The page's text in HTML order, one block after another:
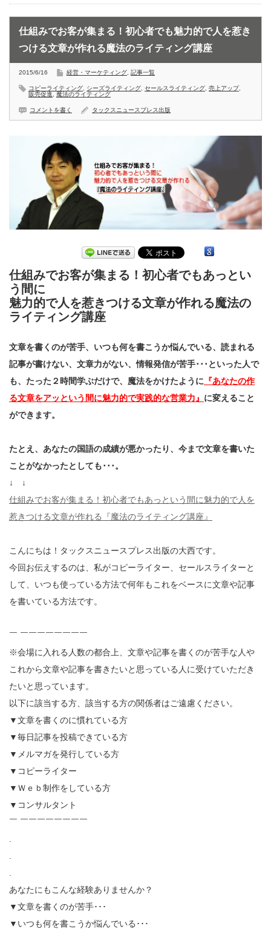
仕組みでお客が集まる！初心者でも魅力的で人を惹き
つける文章が作れる魔法のライティング講座
2015/6/16 経営・マーケティング 記事一覧
コピーライティング シーズライティング セールスライティング 売上アップ,
販売促進
魔法のライティング
コメントを書く タックスニュースプレス出版
仕組みでお客が集まる！初心者でもあっとい
う間に
魅力的で人を惹きつける文章が作れる魔法の
ライティング講座
文章を書くのが苦手、いつも何を書こうか悩んでいる、読まれる
記事が書けない、文章力がない、情報発信が苦手･･･といった人で
も、たった２時間学ぶだけで、魔法をかけたように 『あなたの作
る文章をアッという間に魅力的で実践的な営業力』 に変えること
ができます。
たとえ、あなたの国語の成績が悪かったり、今まで文章を書いた
ことがなかったとしても･･･。
↓ ↓
仕組みでお客が集まる！初心者でもあっという間に魅力的で人を
惹きつける文章が作れる『魔法のライティング講座』
こんにちは！タックスニュースプレス出版の大西です。
今回お伝えするのは、私がコピーライター、セールスライターと
して、いつも使っている方法で何年もこれをベースに文章や記事
を書いている方法です。
￣ ￣￣￣￣￣￣￣￣
※会場に入れる人数の都合上、文章や記事を書くのが苦手な人や
これから文章や記事を書きたいと思っている人に受けていただき
たいと思っています。
以下に該当する方、該当する方の関係者はご遠慮ください。
▼文章を書くのに慣れている方
▼毎日記事を投稿できている方
▼メルマガを発行している方
▼コピーライター
▼Ｗｅｂ制作をしている方
▼コンサルタント
￣ ￣￣￣￣￣￣￣￣
あなたにもこんな経験ありませんか？
▼文章を書くのが苦手･･･
▼いつも何を書こうか悩んでいる･･･